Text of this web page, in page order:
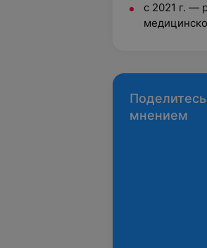
с 2021 г. —
Поделитесь
мнением